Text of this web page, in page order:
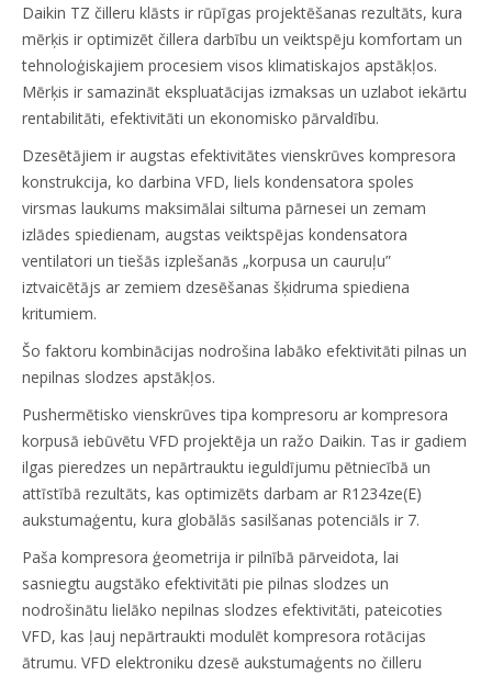
Daikin TZ čilleru klāsts ir rūpīgas projektēšanas rezultāts, kura
mērķis ir optimizēt čillera darbību un veiktspēju komfortam un
tehnoloģiskajiem procesiem visos klimatiskajos apstākļos.
Mērķis ir samazināt ekspluatācijas izmaksas un uzlabot iekārtu
rentabilitāti, efektivitāti un ekonomisko pārvaldību.
Dzesētājiem ir augstas efektivitātes vienskrūves kompresora
konstrukcija, ko darbina VFD, liels kondensatora spoles
virsmas laukums maksimālai siltuma pārnesei un zemam
izlādes spiedienam, augstas veiktspējas kondensatora
ventilatori un tiešās izplešanās „korpusa un cauruļu”
iztvaicētājs ar zemiem dzesēšanas šķidruma spiediena
kritumiem.
Šo faktoru kombinācijas nodrošina labāko efektivitāti pilnas un
nepilnas slodzes apstākļos.
Pushermētisko vienskrūves tipa kompresoru ar kompresora
korpusā iebūvētu VFD projektēja un ražo Daikin. Tas ir gadiem
ilgas pieredzes un nepārtrauktu ieguldījumu pētniecībā un
attīstībā rezultāts, kas optimizēts darbam ar R1234ze(E)
aukstumaģentu, kura globālās sasilšanas potenciāls ir 7.
Paša kompresora ģeometrija ir pilnībā pārveidota, lai
sasniegtu augstāko efektivitāti pie pilnas slodzes un
nodrošinātu lielāko nepilnas slodzes efektivitāti, pateicoties
VFD, kas ļauj nepārtraukti modulēt kompresora rotācijas
ātrumu. VFD elektroniku dzesē aukstumaģents no čilleru